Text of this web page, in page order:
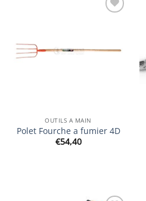
OUTILS A MAIN
Polet Fourche a fumier 4D
€54,40